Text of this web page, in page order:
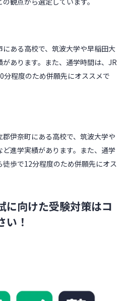
ある高校で、筑波大学や早稲田大
あります。また、通学時間は、JR
分程度のため併願先にオススメで
伊奈町にある高校で、筑波大学や
進学実績があります。また、通学
歩で12分程度のため併願先にオス
に向けた受験対策はコ
い！